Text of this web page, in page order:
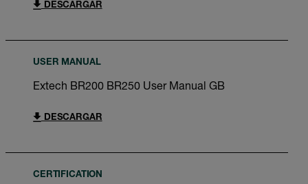
DESCARGAR
USER MANUAL
Extech BR200 BR250 User Manual GB
DESCARGAR
CERTIFICATION